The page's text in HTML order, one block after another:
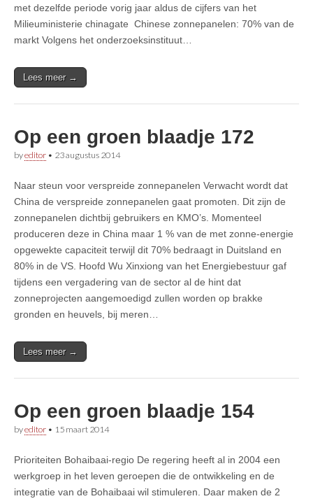
met dezelfde periode vorig jaar aldus de cijfers van het
Milieuministerie chinagate Chinese zonnepanelen: 70% van de
markt Volgens het onderzoeksinstituut…
Lees meer →
Op een groen blaadje 172
byeditor • 23 augustus 2014
Naar steun voor verspreide zonnepanelen Verwacht wordt dat
China de verspreide zonnepanelen gaat promoten. Dit zijn de
zonnepanelen dichtbij gebruikers en KMO’s. Momenteel
produceren deze in China maar 1 % van de met zonne-energie
opgewekte capaciteit terwijl dit 70% bedraagt in Duitsland en
80% in de VS. Hoofd Wu Xinxiong van het Energiebestuur gaf
tijdens een vergadering van de sector al de hint dat
zonneprojecten aangemoedigd zullen worden op brakke
gronden en heuvels, bij meren…
Lees meer →
Op een groen blaadje 154
byeditor • 15 maart 2014
Prioriteiten Bohaibaai-regio De regering heeft al in 2004 een
werkgroep in het leven geroepen die de ontwikkeling en de
integratie van de Bohaibaai wil stimuleren. Daar maken de 2